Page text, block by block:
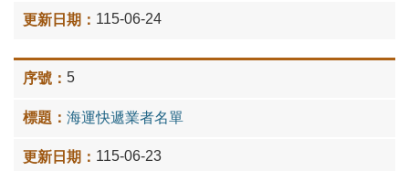
115-06-24
5
海運快遞業者名單
115-06-23